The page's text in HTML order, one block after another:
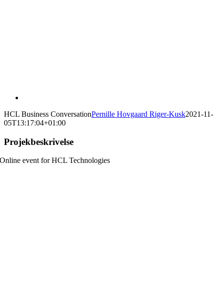
HCL Business ConversationPernille Hovgaard Riger-Kusk2021-11-
05T13:17:04+01:00
Projekbeskrivelse
Online event for HCL Technologies